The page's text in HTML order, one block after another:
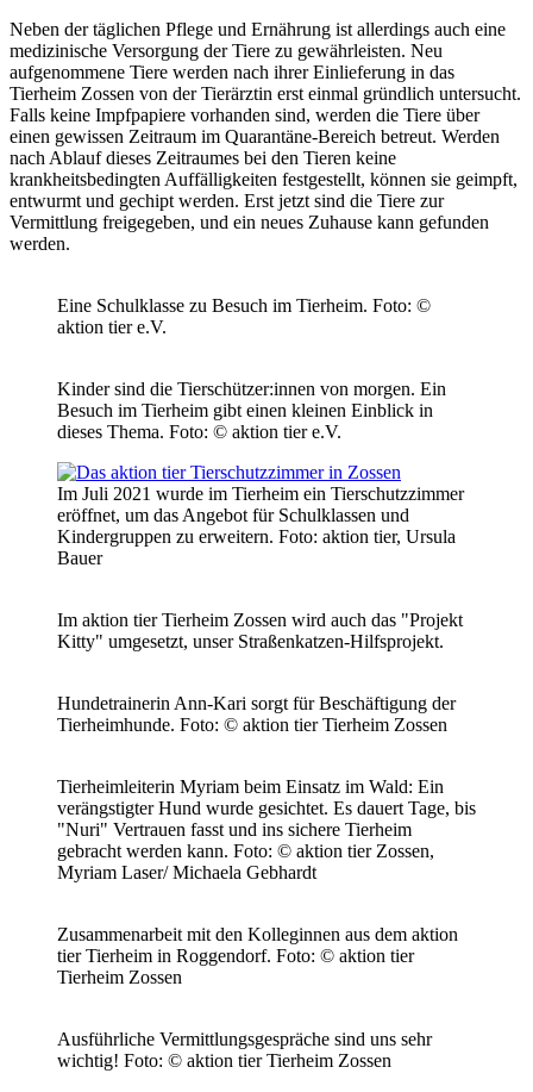
Neben der täglichen Pflege und Ernährung ist allerdings auch eine
medizinische Versorgung der Tiere zu gewährleisten. Neu
aufgenommene Tiere werden nach ihrer Einlieferung in das
Tierheim Zossen von der Tierärztin erst einmal gründlich untersucht.
Falls keine Impfpapiere vorhanden sind, werden die Tiere über
einen gewissen Zeitraum im Quarantäne-Bereich betreut. Werden
nach Ablauf dieses Zeitraumes bei den Tieren keine
krankheitsbedingten Auffälligkeiten festgestellt, können sie geimpft,
entwurmt und gechipt werden. Erst jetzt sind die Tiere zur
Vermittlung freigegeben, und ein neues Zuhause kann gefunden
werden.
Eine Schulklasse zu Besuch im Tierheim. Foto: ©
aktion tier e.V.
Kinder sind die Tierschützer:innen von morgen. Ein
Besuch im Tierheim gibt einen kleinen Einblick in
dieses Thema. Foto: © aktion tier e.V.
Im Juli 2021 wurde im Tierheim ein Tierschutzzimmer
eröffnet, um das Angebot für Schulklassen und
Kindergruppen zu erweitern. Foto: aktion tier, Ursula
Bauer
Im aktion tier Tierheim Zossen wird auch das "Projekt
Kitty" umgesetzt, unser Straßenkatzen-Hilfsprojekt.
Hundetrainerin Ann-Kari sorgt für Beschäftigung der
Tierheimhunde. Foto: © aktion tier Tierheim Zossen
Tierheimleiterin Myriam beim Einsatz im Wald: Ein
verängstigter Hund wurde gesichtet. Es dauert Tage, bis
"Nuri" Vertrauen fasst und ins sichere Tierheim
gebracht werden kann. Foto: © aktion tier Zossen,
Myriam Laser/ Michaela Gebhardt
Zusammenarbeit mit den Kolleginnen aus dem aktion
tier Tierheim in Roggendorf. Foto: © aktion tier
Tierheim Zossen
Ausführliche Vermittlungsgespräche sind uns sehr
wichtig! Foto: © aktion tier Tierheim Zossen